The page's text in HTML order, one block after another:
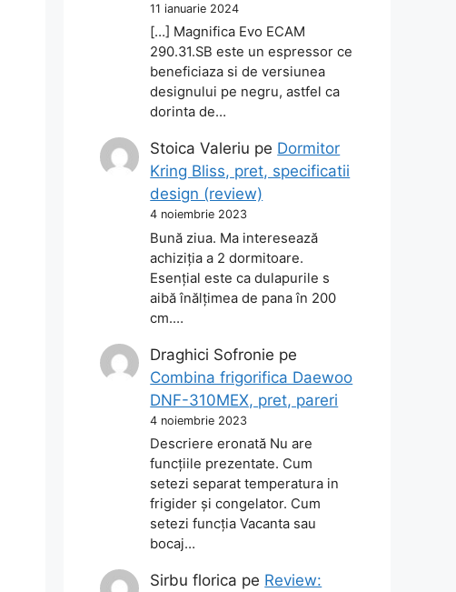
11 ianuarie 2024
[…] Magnifica Evo ECAM
290.31.SB este un espressor ce
beneficiaza si de versiunea
designului pe negru, astfel ca
dorinta de…
Stoica Valeriu pe Dormitor
Kring Bliss, pret, specificatii
design (review)
4 noiembrie 2023
Bună ziua. Ma interesează
achiziția a 2 dormitoare.
Esențial este ca dulapurile s
aibă înălțimea de pana în 200
cm.…
Draghici Sofronie pe
Combina frigorifica Daewoo
DNF-310MEX, pret, pareri
4 noiembrie 2023
Descriere eronată Nu are
funcțiile prezentate. Cum
setezi separat temperatura in
frigider și congelator. Cum
setezi funcția Vacanta sau
bocaj…
Sirbu florica pe Review: